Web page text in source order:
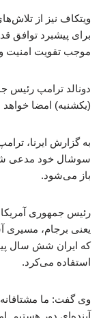
ویتکاف نیز از
برای پیشبرد توافق
موجب تقویت امنیت
دونالد ترامپ رئیس
(یکشنبه) امضا
به گزارش ایرنا،
سوشال خود مدعی شد:
باز می‌شود.
رئیس جمهوری آمریکا
یعنی برجام، مسیری
که ایران شش سال
استفاده می‌کرد.
وی گفت: ما مشتاقانه